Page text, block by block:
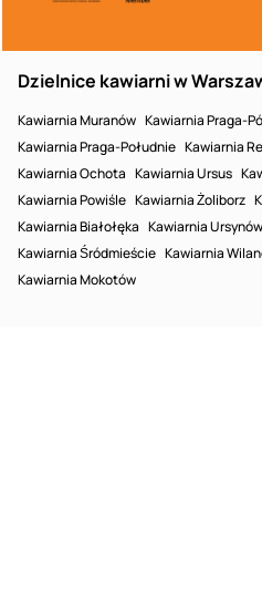
Dzielnice kawiarni w
Kawiarnia Muranów Kawiarnia Praga-
Kawiarnia Praga-Południe Kawiarnia
Kawiarnia Ochota Kawiarnia Ursus
Kawiarnia Powiśle Kawiarnia Żoliborz
Kawiarnia Białołęka Kawiarnia Ursynów
Kawiarnia Śródmieście Kawiarnia
Kawiarnia Mokotów